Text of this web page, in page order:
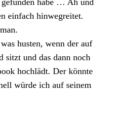
einfach hinwegreitet.
husten, wenn der auf
sitzt und das dann noch
hochlädt. Der könnte
würde ich auf seinem